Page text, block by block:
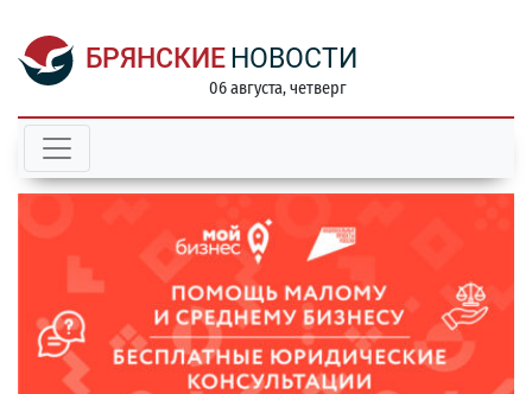
БРЯНСКИЕ НОВОСТИ
06 августа, четверг